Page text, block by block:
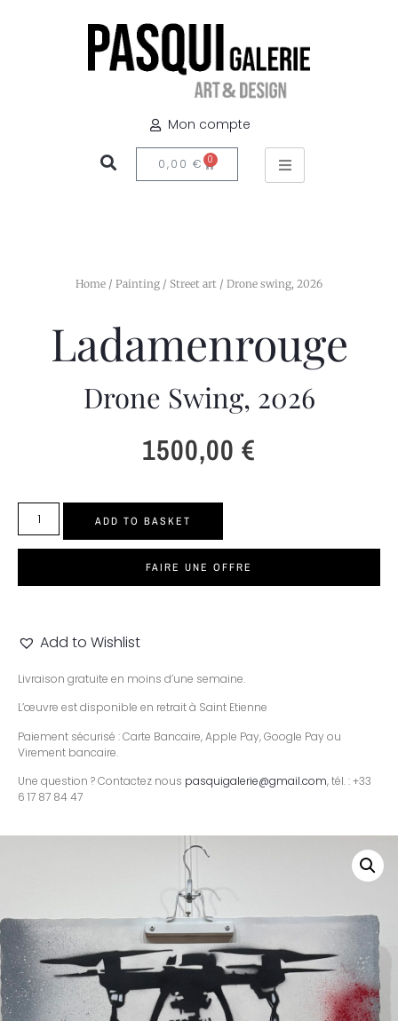
Mon compte
0,00 € 0
Home / Painting / Street art / Drone swing, 2026
Ladamenrouge
Drone Swing, 2026
1500,00€
ADD TO BASKET
FAIRE UNE OFFRE
Add to Wishlist
Livraison gratuite en moins d’une semaine.
L’œuvre est disponible en retrait à Saint Etienne
Paiement sécurisé : Carte Bancaire, Apple Pay, Google Pay ou
Virement bancaire.
Une question ? Contactez nous pasquigalerie@gmail.com, tél. : +33
6 17 87 84 47